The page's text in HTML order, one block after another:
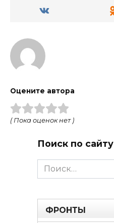
Оцените автора
( Пока оценок нет )
Поиск по сайту
Search
for:
ФРОНТЫ